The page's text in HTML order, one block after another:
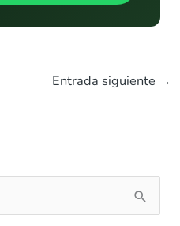
Entrada siguiente →